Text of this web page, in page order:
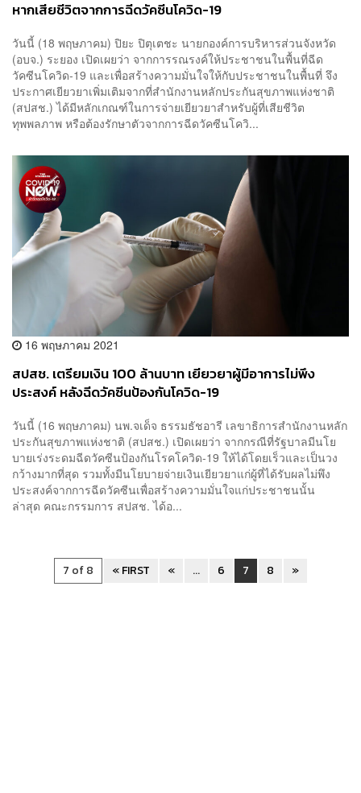
หากเสียชีวิตจากการฉีดวัคซีนโควิด-19
วันนี้ (18 พฤษภาคม) ปิยะ ปิตุเตชะ นายกองค์การบริหารส่วนจังหวัด
(อบจ.) ระยอง เปิดเผยว่า จากการรณรงค์ให้ประชาชนในพื้นที่ฉีด
วัคซีนโควิด-19 และเพื่อสร้างความมั่นใจให้กับประชาชนในพื้นที่ จึง
ประกาศเยียวยาเพิ่มเติมจากที่สำนักงานหลักประกันสุขภาพแห่งชาติ
(สปสช.) ได้มีหลักเกณฑ์ในการจ่ายเยียวยาสำหรับผู้ที่เสียชีวิต
ทุพพลภาพ หรือต้องรักษาตัวจากการฉีดวัคซีนโควิ...
16 พฤษภาคม 2021
สปสช. เตรียมเงิน 100 ล้านบาท เยียวยาผู้มีอาการไม่พึง
ประสงค์ หลังฉีดวัคซีนป้องกันโควิด-19
วันนี้ (16 พฤษภาคม) นพ.จเด็จ ธรรมธัชอารี เลขาธิการสำนักงานหลัก
ประกันสุขภาพแห่งชาติ (สปสช.) เปิดเผยว่า จากกรณีที่รัฐบาลมีนโย
บายเร่งระดมฉีดวัคซีนป้องกันโรคโควิด-19 ให้ได้โดยเร็วและเป็นวง
กว้างมากที่สุด รวมทั้งมีนโยบายจ่ายเงินเยียวยาแก่ผู้ที่ได้รับผลไม่พึง
ประสงค์จากการฉีดวัคซีนเพื่อสร้างความมั่นใจแก่ประชาชนนั้น
ล่าสุด คณะกรรมการ สปสช. ได้อ...
7 of 8 « FIRST « ... 6 7 8 »